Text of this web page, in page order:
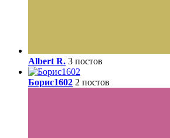
Albert R. 3 постов
Борис1602 2 постов